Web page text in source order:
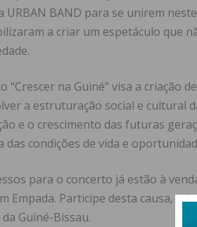
URBAN BAND para se unirem
a criar um espetáculo que
“Crescer na Guiné” visa a criação
a estruturação social e cultural
e o crescimento das futuras
das condições de vida e
para o concerto já estão à
Empada. Participe desta causa,
Guiné-Bissau.